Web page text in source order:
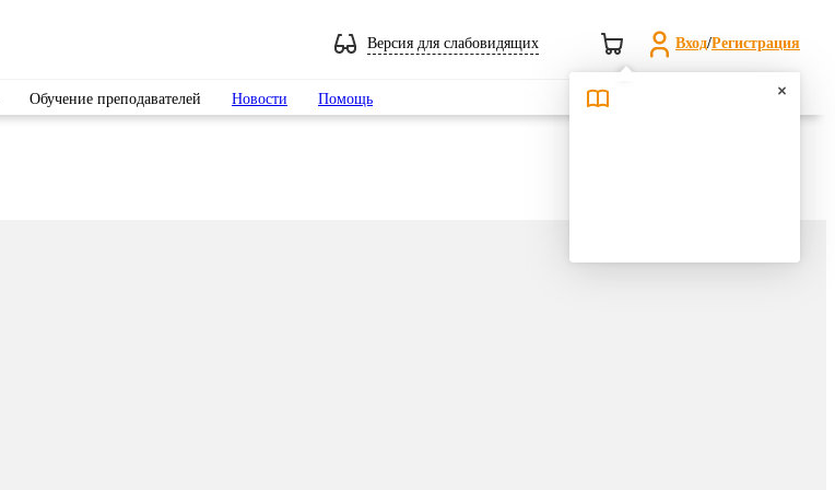
Версия для слабовидящих Вход/Регистрация
Обучение преподавателей Новости Помощь Поиск